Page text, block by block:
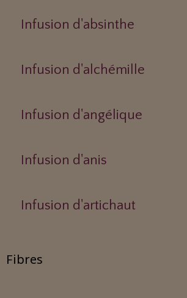
Infusion d'absinthe
Infusion d'alchémille
Infusion d'angélique
Infusion d'anis
Infusion d'artichaut
Fibres